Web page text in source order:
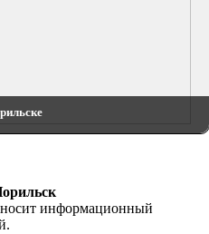
информационный